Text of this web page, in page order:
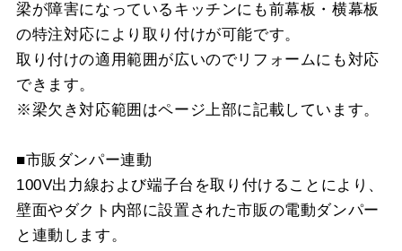
梁が障害になっているキッチンにも前幕板・横幕板
の特注対応により取り付けが可能です。
取り付けの適用範囲が広いのでリフォームにも対応
できます。
※梁欠き対応範囲はページ上部に記載しています。
■市販ダンパー連動
100V出力線および端子台を取り付けることにより、
壁面やダクト内部に設置された市販の電動ダンパー
と連動します。